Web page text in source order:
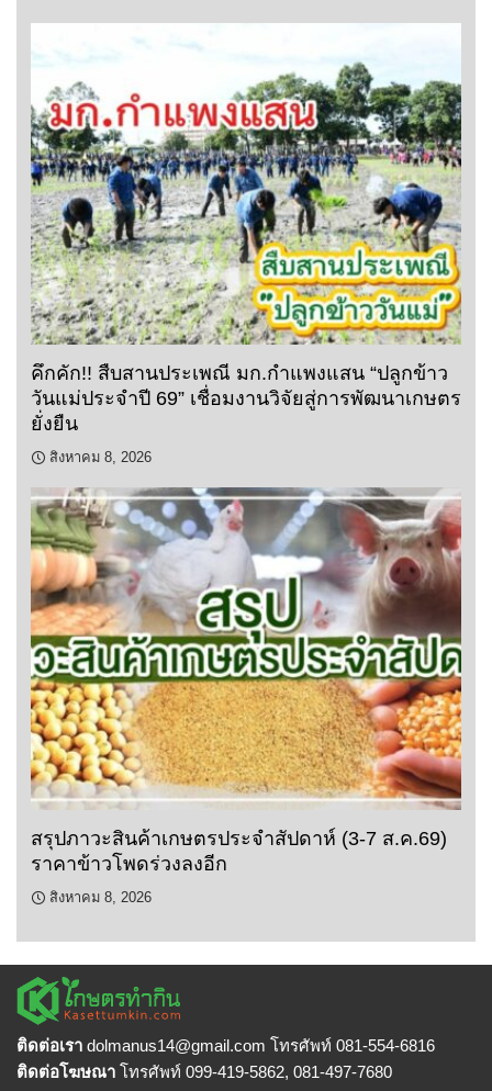
คึกคัก!! สืบสานประเพณี มก.กำแพงแสน “ปลูกข้าว
วันแม่ประจำปี 69” เชื่อมงานวิจัยสู่การพัฒนาเกษตร
ยั่งยืน
สิงหาคม 8, 2026
สรุปภาวะสินค้าเกษตรประจำสัปดาห์ (3-7 ส.ค.69)
ราคาข้าวโพดร่วงลงอีก
สิงหาคม 8, 2026
ติดต่อเรา dolmanus14@gmail.com โทรศัพท์ 081-554-6816
ติดต่อโฆษณา โทรศัพท์ 099-419-5862, 081-497-7680